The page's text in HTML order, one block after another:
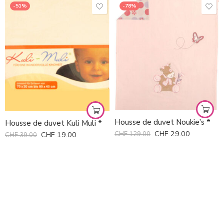
-51%
Housse de duvet Kuli Muli *
CHF39.00 CHF 19.00
-78%
Housse de duvet Noukie’s *
CHF129.00 CHF 29.00